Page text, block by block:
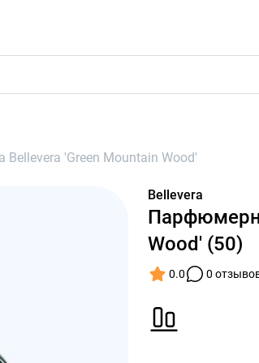
'Green Mountain Wood'
Bellevera
Wood' (50)
0.0 0